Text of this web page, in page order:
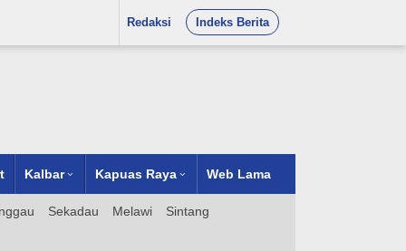
Redaksi Indeks Berita
Kalbar Kapuas Raya Web Lama
Sekadau Melawi Sintang